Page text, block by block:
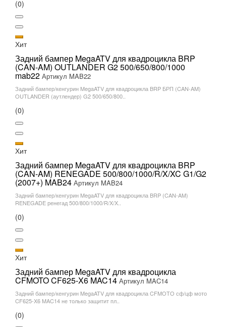
(0)
Хит
Задний бампер MegaATV для квадроцикла BRP
(CAN-AM) OUTLANDER G2 500/650/800/1000
mab22 Артикул MAB22
Задний бампер/кенгурин MegaATV для квадроцикла BRP БРП (CAN-AM)
OUTLANDER (аутлендер) G2 500/650/800..
(0)
Хит
Задний бампер MegaATV для квадроцикла BRP
(CAN-AM) RENEGADE 500/800/1000/R/X/XC G1/G2
(2007+) MAB24 Артикул MAB24
Задний бампер/кенгурин MegaATV для квадроцикла BRP (CAN-AM)
RENEGADE ренегад 500/800/1000/R/X/X..
(0)
Хит
Задний бампер MegaATV для квадроцикла
CFMOTO CF625-X6 MAC14 Артикул MAC14
Задний бампер/кенгурин MegaATV для квадроцикла CFMOTO сф/цф мото
CF625-X6 MAC14 не только защитит пл..
(0)